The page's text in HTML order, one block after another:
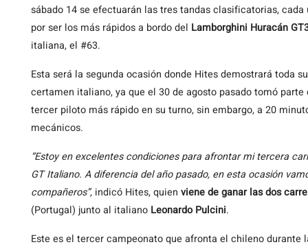
sábado 14 se efectuarán las tres tandas clasificatorias,
por ser los más rápidos a bordo del Lamborghini Huracán
italiana, el #63.
Esta será la segunda ocasión donde Hites demostrará toda
certamen italiano, ya que el 30 de agosto pasado tomó
tercer piloto más rápido en su turno, sin embargo, a 20
mecánicos.
“Estoy en excelentes condiciones para afrontar mi tercera
GT Italiano. A diferencia del año pasado, en esta ocasión
compañeros”, indicó Hites, quien viene de ganar las dos
(Portugal) junto al italiano Leonardo Pulcini.
Este es el tercer campeonato que afronta el chileno durante